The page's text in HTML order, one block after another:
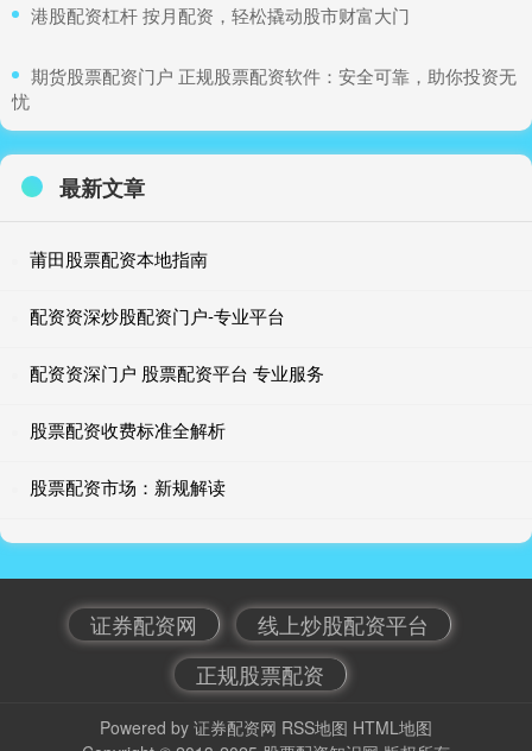
​港股配资杠杆 按月配资，轻松撬动股市财富大门
​期货股票配资门户 正规股票配资软件：安全可靠，助你投资无
忧
最新文章
莆田股票配资本地指南
配资资深炒股配资门户-专业平台
配资资深门户 股票配资平台 专业服务
股票配资收费标准全解析
股票配资市场：新规解读
证券配资网
线上炒股配资平台
正规股票配资
Powered by 证券配资网 RSS地图 HTML地图